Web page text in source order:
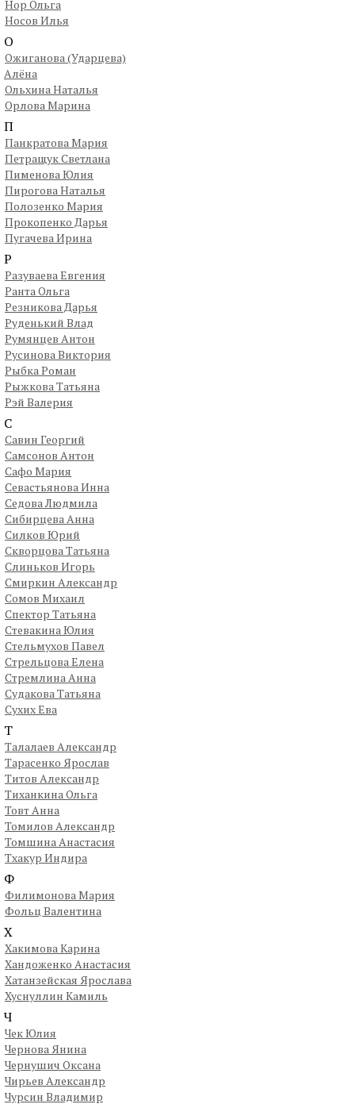
Нор Ольга
Носов Илья
О
Ожиганова (Ударцева)
Алёна
Ольхина Наталья
Орлова Марина
П
Панкратова Мария
Петращук Светлана
Пименова Юлия
Пирогова Наталья
Полозенко Мария
Прокопенко Дарья
Пугачева Ирина
Р
Разуваева Евгения
Ранта Ольга
Резникова Дарья
Руденький Влад
Румянцев Антон
Русинова Виктория
Рыбка Роман
Рыжкова Татьяна
Рэй Валерия
С
Савин Георгий
Самсонов Антон
Сафо Мария
Севастьянова Инна
Седова Людмила
Сибирцева Анна
Силков Юрий
Скворцова Татьяна
Слиньков Игорь
Смиркин Александр
Сомов Михаил
Спектор Татьяна
Стевакина Юлия
Стельмухов Павел
Стрельцова Елена
Стремлина Анна
Судакова Татьяна
Сухих Ева
Т
Талалаев Александр
Тарасенко Ярослав
Титов Александр
Тиханкина Ольга
Товт Анна
Томилов Александр
Томшина Анастасия
Тхакур Индира
Ф
Филимонова Мария
Фольц Валентина
Х
Хакимова Карина
Хандоженко Анастасия
Хатанзейская Ярослава
Хуснуллин Камиль
Ч
Чек Юлия
Чернова Янина
Чернушич Оксана
Чирьев Александр
Чурсин Владимир